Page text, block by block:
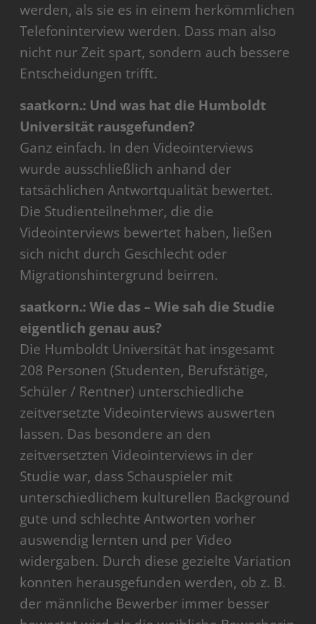
werden, als sie es in einem herkömmlichen
Telefoninterview werden. Dass man also
nicht nur Zeit spart, sondern auch bessere
Entscheidungen trifft.
saatkorn.: Und was hat die Humboldt
Universität rausgefunden?
Ganz einfach. In den Videointerviews
wurde ausschließlich anhand der
tatsächlichen Antwortqualität bewertet.
Die Studienteilnehmer, die die
Videointerviews bewertet haben, ließen
sich nicht durch Geschlecht oder
Migrationshintergrund beirren.
saatkorn.: Wie das – Wie sah die Studie
eigentlich genau aus?
Die Humboldt Universität hat insgesamt
208 Personen (Studenten, Berufstätige,
Schüler / Rentner) unterschiedliche
zeitversetzte Videointerviews auswerten
lassen. Das besondere an den
zeitversetzten Videointerviews in der
Studie war, dass Schauspieler mit
unterschiedlichem kulturellen Background
gute und schlechte Antworten vorher
auswendig lernten und per Video
widergaben. Durch diese gezielte Variation
konnten herausgefunden werden, ob z. B.
der männliche Bewerber immer besser